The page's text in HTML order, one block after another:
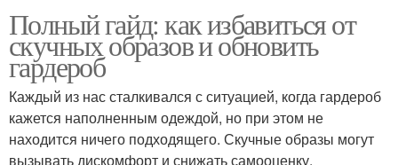
Полный гайд: как избавиться от
скучных образов и обновить
гардероб
Каждый из нас сталкивался с ситуацией, когда гардероб
кажется наполненным одеждой, но при этом не
находится ничего подходящего. Скучные образы могут
вызывать дискомфорт и снижать самооценку.